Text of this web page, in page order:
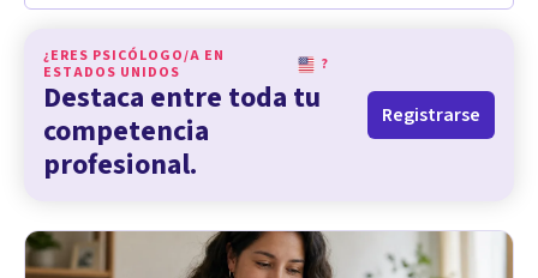
¿ERES PSICÓLOGO/A EN
ESTADOS UNIDOS
?
Destaca entre toda tu
competencia
profesional.
Registrarse